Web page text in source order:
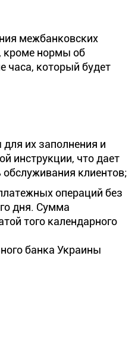
межбанковских
кроме нормы об
часа, который будет
их заполнения и
инструкции, что дает
клиентов;
операций без
дня. Сумма
того календарного
банка Украины